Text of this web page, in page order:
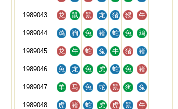
1989043 龙 鼠 鼠 龙 猪 猴 牛
1989044 鸡 狗 兔 猪 蛇 兔 鸡
1989045 龙 牛 蛇 兔 牛 猪 猪
1989046 兔 龙 兔 虎 蛇 兔 猪
1989047 羊 马 兔 蛇 鼠 狗 兔
1989048 虎 猪 蛇 虎 虎 鼠 牛